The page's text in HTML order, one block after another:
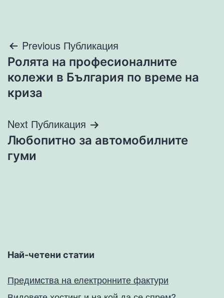
Навигация
Previous Публикация
Ролята на професионалните
колежи в България по време на
криза
Next Публикация
Любопитно за автомобилните
гуми
Най-четени статии
Предимства на електронните фактури